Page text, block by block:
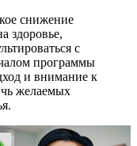
снижение
здоровье,
с
программы
и внимание к
желаемых